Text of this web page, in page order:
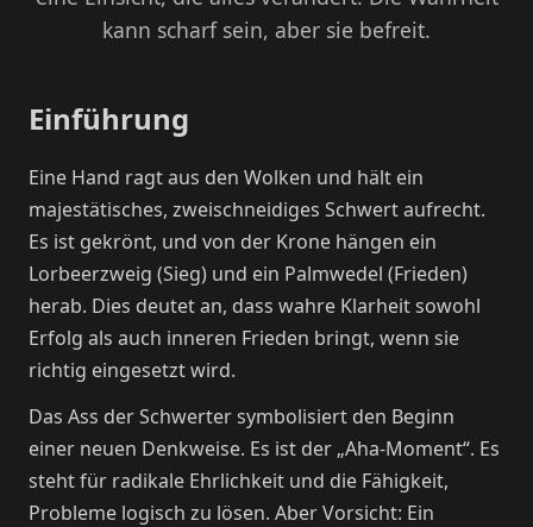
kann scharf sein, aber sie befreit.
Einführung
Eine Hand ragt aus den Wolken und hält ein
majestätisches, zweischneidiges Schwert aufrecht.
Es ist gekrönt, und von der Krone hängen ein
Lorbeerzweig (Sieg) und ein Palmwedel (Frieden)
herab. Dies deutet an, dass wahre Klarheit sowohl
Erfolg als auch inneren Frieden bringt, wenn sie
richtig eingesetzt wird.
Das Ass der Schwerter symbolisiert den Beginn
einer neuen Denkweise. Es ist der „Aha-Moment“. Es
steht für radikale Ehrlichkeit und die Fähigkeit,
Probleme logisch zu lösen. Aber Vorsicht: Ein